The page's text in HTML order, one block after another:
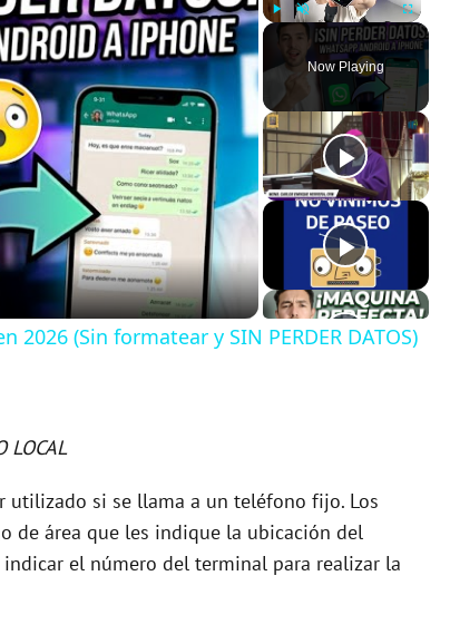
Play Unmute Fullscreen
Now Playing
(Sin formatear y SIN PERDER DATOS)
LOCAL
utilizado si se llama a un teléfono fijo. Los
de área que les indique la ubicación del
el número del terminal para realizar la